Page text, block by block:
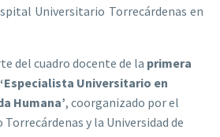
Universitario Torrecárdenas en
del cuadro docente de la primera
‘Especialista Universitario en
Humana’, coorganizado por el
y la Universidad de